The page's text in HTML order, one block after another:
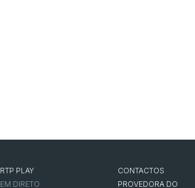
RTP PLAY
EM DIRETO
CONTACTOS
PROVEDORA DO